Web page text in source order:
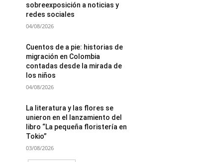
sobreexposición a noticias y
redes sociales
04/08/2026
Cuentos de a pie: historias de
migración en Colombia
contadas desde la mirada de
los niños
04/08/2026
La literatura y las flores se
unieron en el lanzamiento del
libro “La pequeña floristería en
Tokio”
03/08/2026